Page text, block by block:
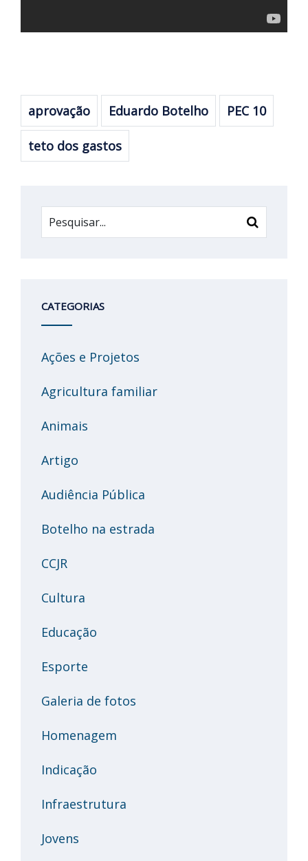
aprovação Eduardo Botelho PEC 10
teto dos gastos
CATEGORIAS
Ações e Projetos
Agricultura familiar
Animais
Artigo
Audiência Pública
Botelho na estrada
CCJR
Cultura
Educação
Esporte
Galeria de fotos
Homenagem
Indicação
Infraestrutura
Jovens